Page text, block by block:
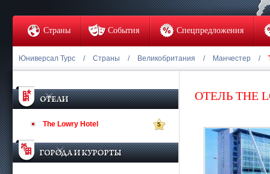
Страны События Спецпредложения
Юниверсал Турс / Страны / Великобритания / Манчестер /
The Lowry Hotel 5
ОТЕЛЬ THE